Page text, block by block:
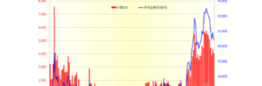
轉按計算
置業預算